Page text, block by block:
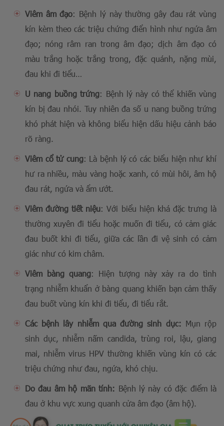
Viêm âm đạo: Bệnh lý này thường gây đau rát vùng
kín kèm theo các triệu chứng điển hình như ngứa âm
đạo; nóng râm ran trong âm đạo; dịch âm đạo có
màu trắng hoặc trắng trong, đặc quánh, nặng mùi,
đau khi đi tiểu…
U nang buồng trứng: Bệnh lý này có thể khiến vùng
kín bị đau nhói. Tuy nhiên đa số u nang buồng trứng
khó phát hiện và không biểu hiện dấu hiệu cảnh báo
rõ ràng.
Viêm cổ tử cung: Là bệnh lý có các biểu hiện như khí
hư ra nhiều, màu vàng hoặc xanh, có mùi hôi, âm hộ
đau rát, ngứa và ẩm ướt.
Viêm đường tiết niệu: Với biểu hiện khá đặc trưng là
thường xuyên đi tiểu hoặc muốn đi tiểu, có cảm giác
đau buốt khi đi tiểu, giữa các lần đi vệ sinh có cảm
giác như có kim châm.
Viêm bàng quang: Hiện tượng này xảy ra do tình
trạng nhiễm khuẩn ở bàng quang khiến bạn cảm thấy
đau buốt vùng kín khi đi tiểu, đi tiểu rắt.
Các bệnh lây nhiễm qua đường sinh dục: Mụn rộp
sinh dục, nhiễm nấm candida, trùng roi, lậu, giang
mai, nhiễm virus HPV thường khiến vùng kín có các
triệu chứng như đau, ngứa, khó chịu.
Do đau âm hộ mãn tính: Bệnh lý này có đặc điểm là
đau ở khu vực xung quanh cửa âm đạo (âm hộ).